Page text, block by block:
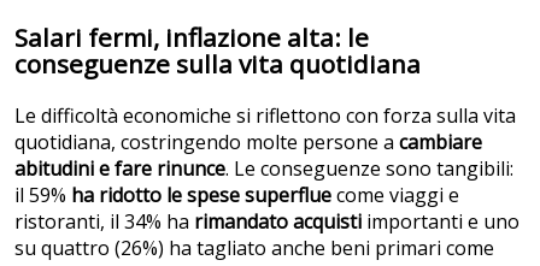
Salari fermi, inflazione alta: le
conseguenze sulla vita quotidiana
Le difficoltà economiche si riflettono con forza sulla vita
quotidiana, costringendo molte persone a cambiare
abitudini e fare rinunce. Le conseguenze sono tangibili:
il 59% ha ridotto le spese superfluecome viaggi e
ristoranti, il 34% ha rimandato acquisti importanti e uno
su quattro (26%) ha tagliato anche beni primari come